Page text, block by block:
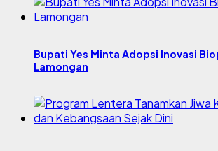
Bupati Yes Minta Adopsi Inovasi
Lamongan